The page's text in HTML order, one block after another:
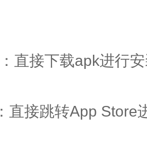
直接下载apk进行
直接跳转App Store